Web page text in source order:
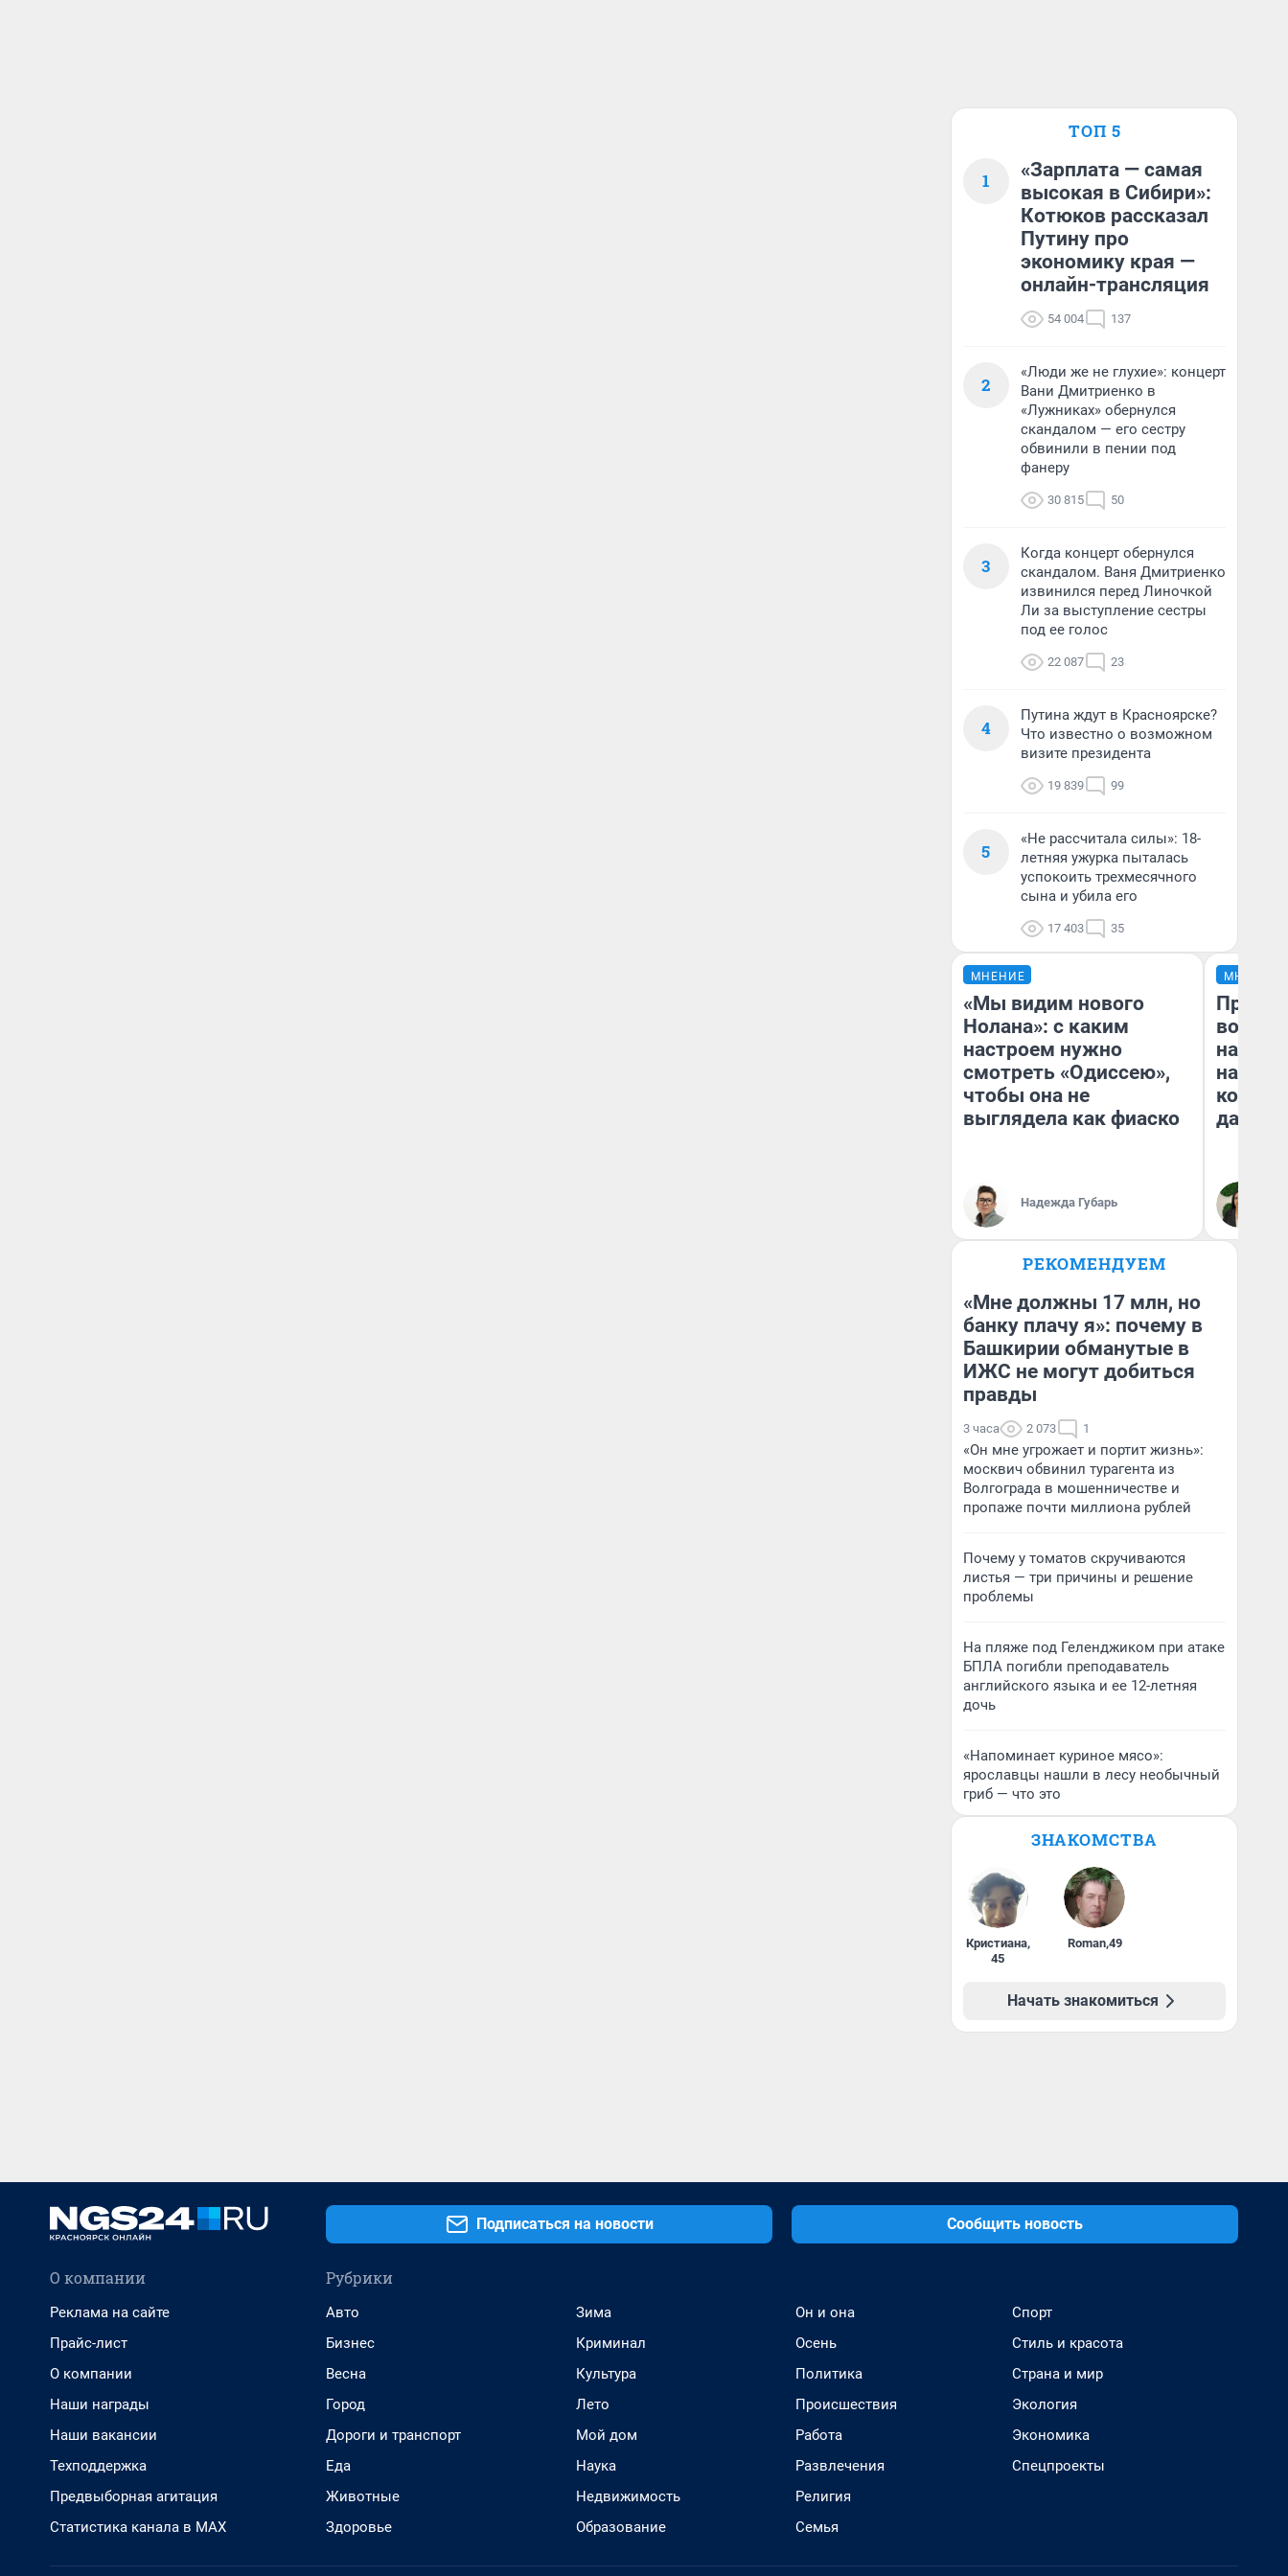
ТОП 5
1
«Зарплата — самая
высокая в Сибири»:
Котюков рассказал
Путину про
экономику края —
онлайн-трансляция
54 004 137
2
«Люди же не глухие»: концерт
Вани Дмитриенко в
«Лужниках» обернулся
скандалом — его сестру
обвинили в пении под
фанеру
30 815 50
3
Когда концерт обернулся
скандалом. Ваня Дмитриенко
извинился перед Линочкой
Ли за выступление сестры
под ее голос
22 087 23
4
Путина ждут в Красноярске?
Что известно о возможном
визите президента
19 839 99
5
«Не рассчитала силы»: 18-
летняя ужурка пыталась
успокоить трехмесячного
сына и убила его
17 403 35
МНЕНИЕ
«Мы видим нового
Нолана»: с каким
настроем нужно
смотреть «Одиссею»,
чтобы она не
выглядела как фиаско
Надежда Губарь
МНЕНИЕ
нам
даже
РЕКОМЕНДУЕМ
«Мне должны 17 млн, но
банку плачу я»: почему в
Башкирии обманутые в
ИЖС не могут добиться
правды
3 часа 2 073 1
«Он мне угрожает и портит жизнь»:
москвич обвинил турагента из
Волгограда в мошенничестве и
пропаже почти миллиона рублей
Почему у томатов скручиваются
листья — три причины и решение
проблемы
На пляже под Геленджиком при атаке
БПЛА погибли преподаватель
английского языка и ее 12-летняя
дочь
«Напоминает куриное мясо»:
ярославцы нашли в лесу необычный
гриб — что это
ЗНАКОМСТВА
Кристиана,
45
Roman,49
Начать знакомиться
Подписаться на новости Сообщить новость
О компании
Реклама на сайте
Прайс-лист
О компании
Наши награды
Наши вакансии
Техподдержка
Предвыборная агитация
Статистика канала в MAX
Рубрики
Авто
Бизнес
Весна
Город
Дороги и транспорт
Еда
Животные
Здоровье
Зима
Криминал
Культура
Лето
Мой дом
Наука
Недвижимость
Образование
Он и она
Осень
Политика
Происшествия
Работа
Развлечения
Религия
Семья
Спорт
Стиль и красота
Страна и мир
Экология
Экономика
Спецпроекты